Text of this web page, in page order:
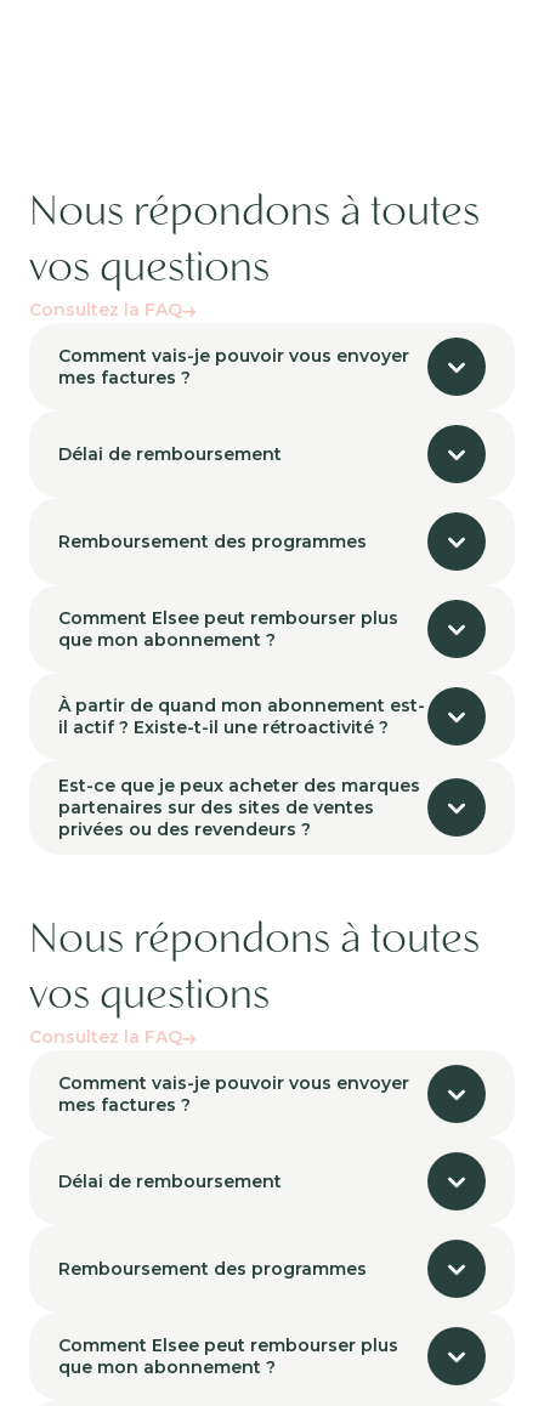
Nous répondons à toutes
vos questions
Consultez la FAQ
Comment vais-je pouvoir vous envoyer
mes factures ?
Délai de remboursement
Remboursement des programmes
Comment Elsee peut rembourser plus
que mon abonnement ?
À partir de quand mon abonnement est-
il actif ? Existe-t-il une rétroactivité ?
Est-ce que je peux acheter des marques
partenaires sur des sites de ventes
privées ou des revendeurs ?
Nous répondons à toutes
vos questions
Consultez la FAQ
Comment vais-je pouvoir vous envoyer
mes factures ?
Délai de remboursement
Remboursement des programmes
Comment Elsee peut rembourser plus
que mon abonnement ?